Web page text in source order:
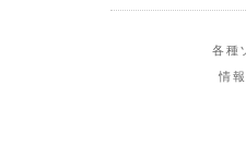
各種
情